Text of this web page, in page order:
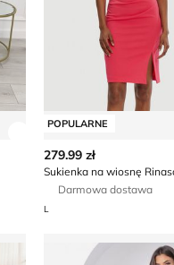
POPULARNE
279.99 zł
Sukienka na wiosnę
Darmowa dostawa
L
BasicDuet - Sukienka